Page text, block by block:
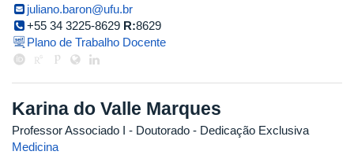
juliano.baron@ufu.br
+55 34 3225-8629 R:8629
Plano de Trabalho Docente
Karina do Valle Marques
Professor Associado I - Doutorado - Dedicação Exclusiva
Medicina